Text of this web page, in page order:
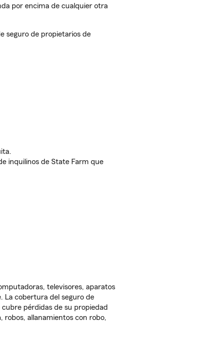
por encima de cualquier otra
seguro de propietarios de
inquilinos de State Farm que
televisores, aparatos
La cobertura del seguro de
pérdidas de su propiedad
robos, allanamientos con robo,